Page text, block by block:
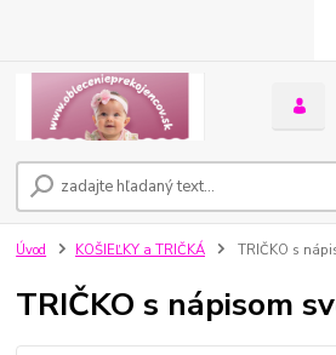
Úvod KOŠIEĽKY a TRIČKÁ TRIČKO s
TRIČKO s nápisom